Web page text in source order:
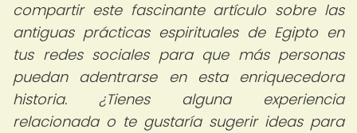
compartir este fascinante artículo sobre las
antiguas prácticas espirituales de Egipto en
tus redes sociales para que más personas
puedan adentrarse en esta enriquecedora
historia. ¿Tienes alguna experiencia
relacionada o te gustaría sugerir ideas para